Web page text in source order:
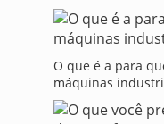
O que é a para
máquinas